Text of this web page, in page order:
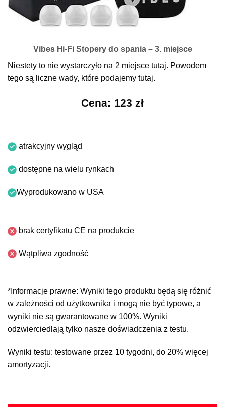
Vibes Hi-Fi Stopery do spania – 3. miejsce
Niestety to nie wystarczyło na 2 miejsce tutaj. Powodem
tego są liczne wady, które podajemy tutaj.
Cena: 123 zł
atrakcyjny wygląd
dostępne na wielu rynkach
Wyprodukowano w USA
brak certyfikatu CE na produkcie
Wątpliwa zgodność
*Informacje prawne: Wyniki tego produktu będą się różnić
w zależności od użytkownika i mogą nie być typowe, a
wyniki nie są gwarantowane w 100%. Wyniki
odzwierciedlają tylko nasze doświadczenia z testu.
Wyniki testu: testowane przez 10 tygodni, do 20% więcej
amortyzacji.